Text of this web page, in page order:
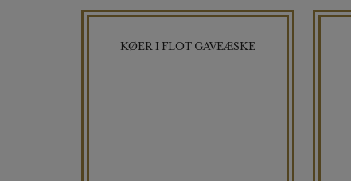
KØER I FLOT GAVEÆSKE